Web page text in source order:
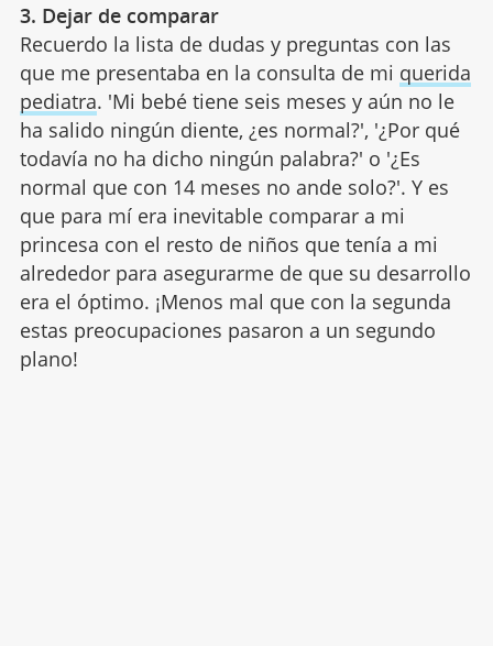
3. Dejar de comparar
Recuerdo la lista de dudas y preguntas con las
que me presentaba en la consulta de mi querida
pediatra. 'Mi bebé tiene seis meses y aún no le
ha salido ningún diente, ¿es normal?', '¿Por qué
todavía no ha dicho ningún palabra?' o '¿Es
normal que con 14 meses no ande solo?'. Y es
que para mí era inevitable comparar a mi
princesa con el resto de niños que tenía a mi
alrededor para asegurarme de que su desarrollo
era el óptimo. ¡Menos mal que con la segunda
estas preocupaciones pasaron a un segundo
plano!